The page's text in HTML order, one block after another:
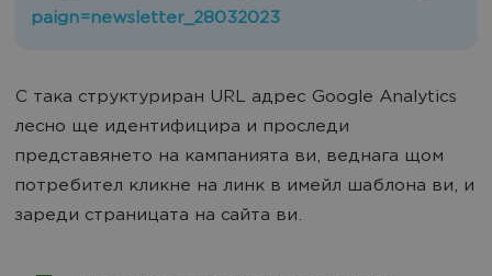
paign=newsletter_28032023
С така структуриран URL адрес Google Analytics
лесно ще идентифицира и проследи
представянето на кампанията ви, веднага щом
потребител кликне на линк в имейл шаблона ви, и
зареди страницата на сайта ви.